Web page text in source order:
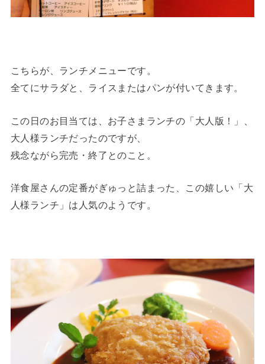
こちらが、ランチメニューです。
全てにサラダと、ライスまたはパンが付いてきます。
この日のお目当ては、お子さまランチの「大人版！」、
大人様ランチだったのですが、
残念ながら完売・終了とのこと。
洋食屋さんの定番がぎゅっと詰まった、この嬉しい「大
人様ランチ」は人気のようです。